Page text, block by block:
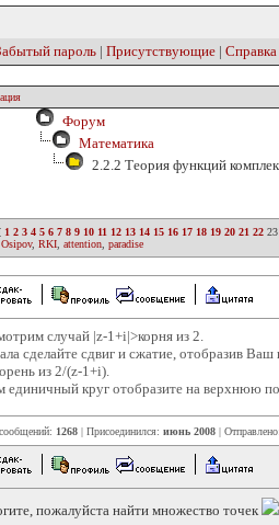
пароль | Присутствующие | Справка
Форум
Математика
2.2.2 Теория функций
1 2 3 4 5 6 7 8 9 10 11 12 13 14 15 16 17 18 19 20 21 22 23
, RKI attention paradise
случай |z-1+i|>корня из 2.
сделайте сдвиг и сжатие, отобразив
из 2/(z-1+i).
единичный круг отобразите на верхнюю
1268 | Присоединился: июнь 2008 |
пожалуйста найти множество точек